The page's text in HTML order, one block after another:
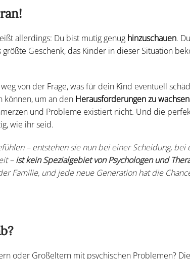
allerdings: Du bist mutig genug hinzuschauen.
größte Geschenk, das Kinder in dieser Situation
von der Frage, was für dein Kind eventuell
können, um an den Herausforderungen zu wachsen
und Probleme existiert nicht. Und die
wie ihr seid.
– entstehen sie nun bei einer Scheidung,
–ist kein Spezialgebiet von Psychologen und
Familie, und jede neue Generation hat die
oder Großeltern mit psychischen Problemen?